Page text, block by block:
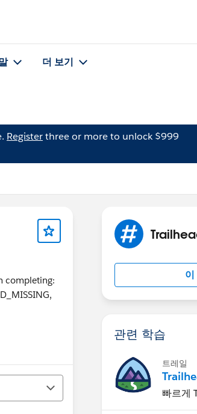
더 보기
Registerthree or more to unlock $999
completing:
이
관련 학습
트레일
빠르게